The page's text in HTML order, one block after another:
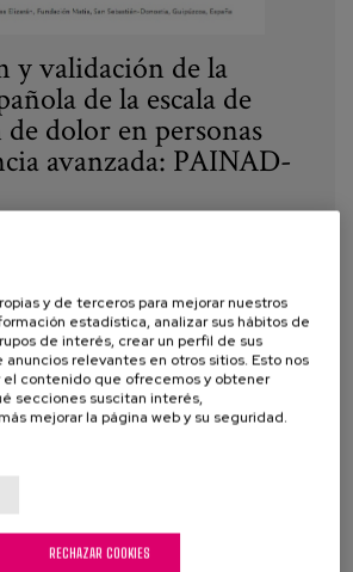
y validación de la
de la escala de
dolor en personas
avanzada: PAINAD-
García, A., Sanchez – Iglesias, I.,
A.B., Arriola, E., Zulaica, A., Vaca, R.,
,Demencia ,escala de evaluación
y de terceros para mejorar nuestros
estadística, analizar sus hábitos de
de interés, crear un perfil de sus
relevantes en otros sitios. Esto nos
contenido que ofrecemos y obtener
secciones suscitan interés,
mejorar la página web y su seguridad.
RECHAZAR COOKIES